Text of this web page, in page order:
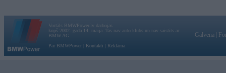
Vortāls BMWPower.lv darbojas
kopš 2002. gada 14. maija. Tas nav auto klubs un nav saistīts ar
BMW AG.
Par BMWPower
Kontakti Reklāma
Galvena